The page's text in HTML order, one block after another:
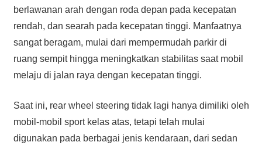
berlawanan arah dengan roda depan pada kecepatan
rendah, dan searah pada kecepatan tinggi. Manfaatnya
sangat beragam, mulai dari mempermudah parkir di
ruang sempit hingga meningkatkan stabilitas saat mobil
melaju di jalan raya dengan kecepatan tinggi.
Saat ini, rear wheel steering tidak lagi hanya dimiliki oleh
mobil-mobil sport kelas atas, tetapi telah mulai
digunakan pada berbagai jenis kendaraan, dari sedan